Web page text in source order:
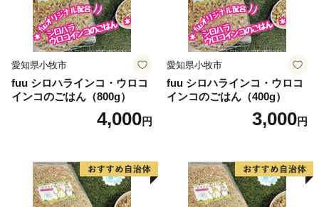
き網（棒受け網）漁業、タチウオ、フグ等を対象とした
延べ縄漁業など、農林水産業が盛んな町です。
【印南祭り】
印南町を祭り一色に染める「印南祭り」。毎年10月2
日、日高地方の秋祭りのトップを切って行われる、宇杉
八幡と山口八幡両神社の合同秋季祭礼です。
川に飛び込み、祭装束の男衆が肩まで水につかりながら
川を渡る勇ましい祭り。一方の山口八幡神社の祭礼は6
台の屋台と神輿が登場。屋台をぶつけ合いながら印南港
愛知県小牧市
fuu シロハラインコ・ウロコ
インコのごはん（800g）
4,000円
愛知県小牧市
fuu シロハラインコ・ウロコ
インコのごはん（400g）
3,000円